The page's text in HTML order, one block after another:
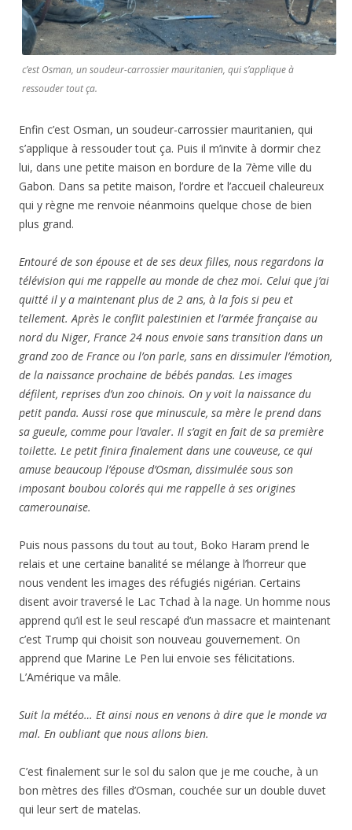
c’est Osman, un soudeur-carrossier mauritanien, qui s’applique à
ressouder tout ça.
Enfin c’est Osman, un soudeur-carrossier mauritanien, qui
s’applique à ressouder tout ça. Puis il m’invite à dormir chez
lui, dans une petite maison en bordure de la 7ème ville du
Gabon. Dans sa petite maison, l’ordre et l’accueil chaleureux
qui y règne me renvoie néanmoins quelque chose de bien
plus grand.
Entouré de son épouse et de ses deux filles, nous regardons la
télévision qui me rappelle au monde de chez moi. Celui que j’ai
quitté il y a maintenant plus de 2 ans, à la fois si peu et
tellement. Après le conflit palestinien et l’armée française au
nord du Niger, France 24 nous envoie sans transition dans un
grand zoo de France ou l’on parle, sans en dissimuler l’émotion,
de la naissance prochaine de bébés pandas. Les images
défilent, reprises d’un zoo chinois. On y voit la naissance du
petit panda. Aussi rose que minuscule, sa mère le prend dans
sa gueule, comme pour l’avaler. Il s’agit en fait de sa première
toilette. Le petit finira finalement dans une couveuse, ce qui
amuse beaucoup l’épouse d’Osman, dissimulée sous son
imposant boubou colorés qui me rappelle à ses origines
camerounaise.
Puis nous passons du tout au tout, Boko Haram prend le
relais et une certaine banalité se mélange à l’horreur que
nous vendent les images des réfugiés nigérian. Certains
disent avoir traversé le Lac Tchad à la nage. Un homme nous
apprend qu’il est le seul rescapé d’un massacre et maintenant
c’est Trump qui choisit son nouveau gouvernement. On
apprend que Marine Le Pen lui envoie ses félicitations.
L’Amérique va mâle.
Suit la météo… Et ainsi nous en venons à dire que le monde va
mal. En oubliant que nous allons bien.
C’est finalement sur le sol du salon que je me couche, à un
bon mètres des filles d’Osman, couchée sur un double duvet
qui leur sert de matelas.